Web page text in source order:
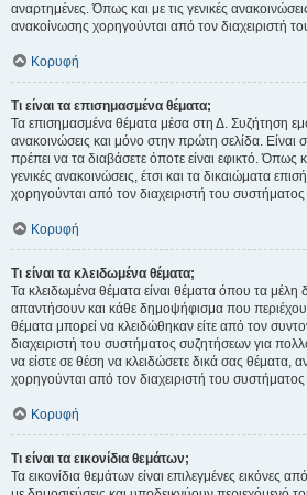
αναρτημένες. Όπως και με τις γενικές
ανακοίνωσης χορηγούνται από τον διαχειριστή
Κορυφή
Τι είναι τα επισημασμένα θέματα;
Τα επισημασμένα θέματα μέσα στη Δ. Συζήτηση
ανακοινώσεις και μόνο στην πρώτη σελίδα. Είναι
πρέπει να τα διαβάσετε όποτε είναι εφικτό. Όπως
γενικές ανακοινώσεις, έτσι και τα δικαιώματα
χορηγούνται από τον διαχειριστή του
Κορυφή
Τι είναι τα κλειδωμένα θέματα;
Τα κλειδωμένα θέματα είναι θέματα όπου τα
απαντήσουν και κάθε δημοψήφισμα που
θέματα μπορεί να κλειδώθηκαν είτε από τον
διαχειριστή του συστήματος συζητήσεων για
να είστε σε θέση να κλειδώσετε δικά σας θέματα,
χορηγούνται από τον διαχειριστή του
Κορυφή
Τι είναι τα εικονίδια θεμάτων;
Τα εικονίδια θεμάτων είναι επιλεγμένες εικόνες